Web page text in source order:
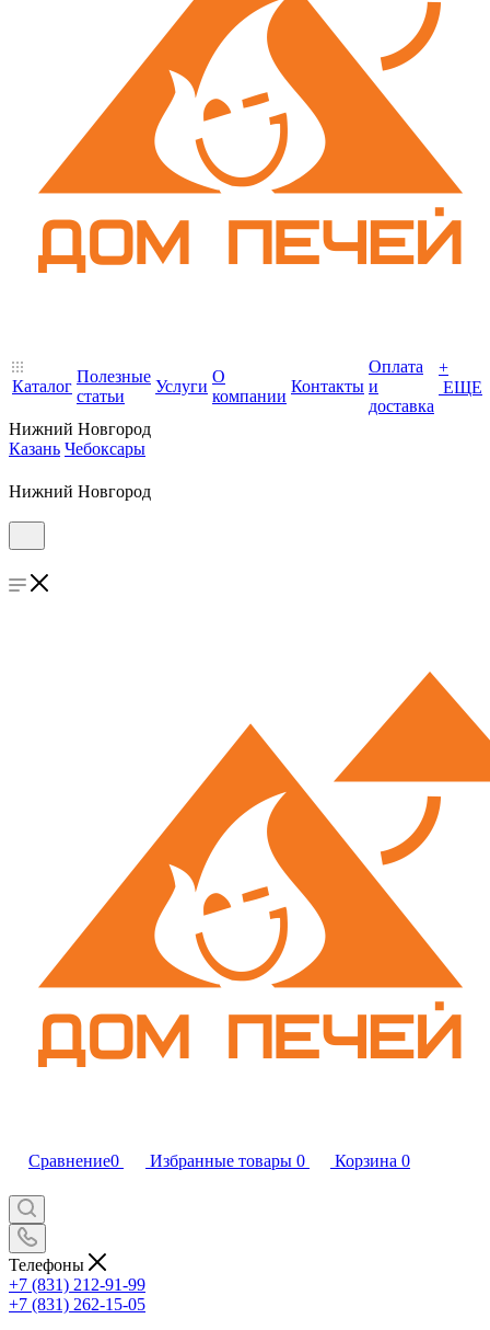
Каталог
Полезные
статьи
Услуги
О
компании
Контакты
Оплата
и
доставка
+
ЕЩЕ
Нижний Новгород
Казань Чебоксары
Нижний Новгород
Сравнение0 Избранные товары 0 Корзина 0
Телефоны
+7 (831) 212-91-99
+7 (831) 262-15-05